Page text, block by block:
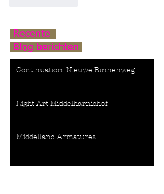
Recente
Blog berichten
Continuation: Nieuwe Binnenweg
Light Art Middelharnishof
Middelland Armatures